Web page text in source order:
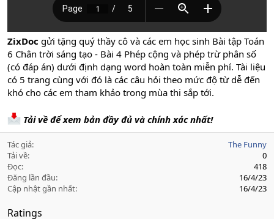
ZixDoc gửi tặng quý thầy cô và các em học sinh Bài tập Toán
6 Chân trời sáng tạo - Bài 4 Phép cộng và phép trừ phân số
(có đáp án) dưới định dạng word hoàn toàn miễn phí. Tài liệu
có 5 trang cùng với đó là các câu hỏi theo mức độ từ dễ đến
khó cho các em tham khảo trong mùa thi sắp tới.
Tải về để xem bản đầy đủ và chính xác nhất!
Tác giả
The Funny
Tải về
0
Đọc
418
Đăng lần đầu
16/4/23
Cập nhật gần nhất
16/4/23
Ratings